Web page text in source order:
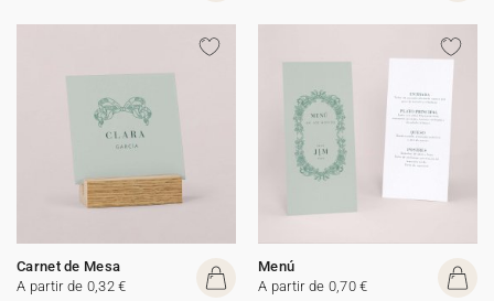
Carnet de Mesa
A partir de 0,32 €
Menú
A partir de 0,70 €